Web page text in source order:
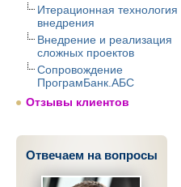
Итерационная технология
внедрения
Внедрение и реализация
сложных проектов
Сопровождение
ПрограмБанк.АБС
Отзывы клиентов
Отвечаем на вопросы